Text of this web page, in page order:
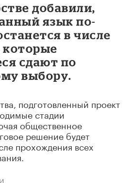
добавили,
язык по-
в числе
которые
сдают по
выбору.
подготовленный проект
стадии
общественное
решение будет
прохождения всех